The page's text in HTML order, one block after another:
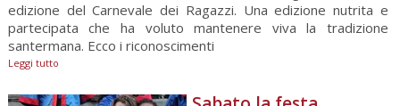
22/02/2018 - Si è conclusa con
maschere e allegria la 51esima
edizione del Carnevale dei Ragazzi. Una edizione nutrita e
partecipata che ha voluto mantenere viva la tradizione
Leggi tutto